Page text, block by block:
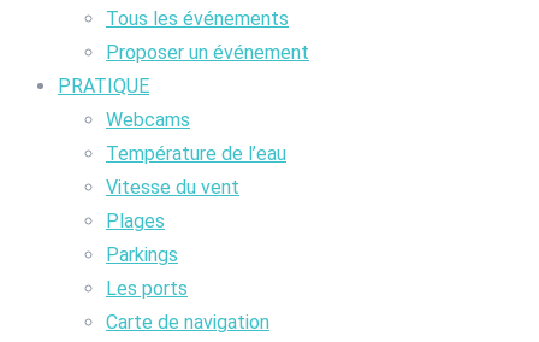
Tous les événements
Proposer un événement
PRATIQUE
Webcams
Température de l’eau
Vitesse du vent
Plages
Parkings
Les ports
Carte de navigation